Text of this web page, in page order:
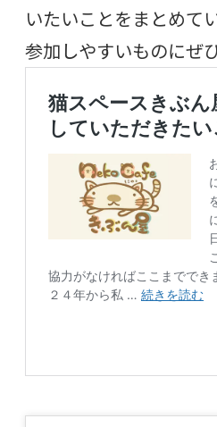
いたいことをまとめて
参加しやすいものにぜ